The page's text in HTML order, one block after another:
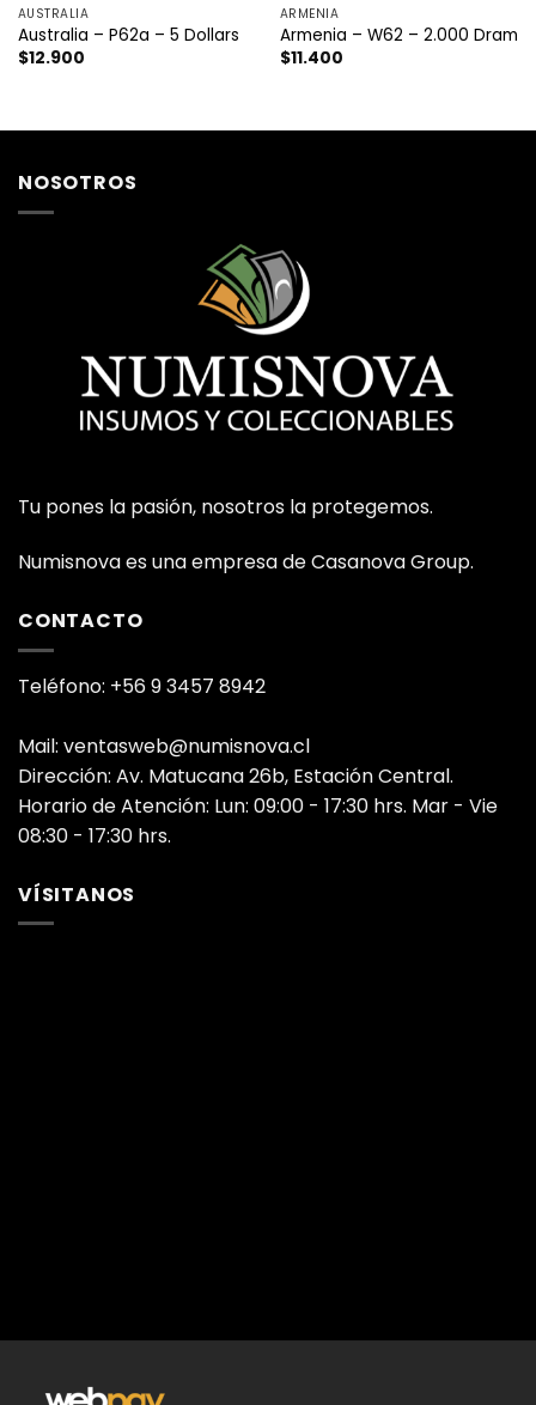
AUSTRALIA
Australia – P62a – 5 Dollars
$12.900
ARMENIA
Armenia – W62 – 2.000 Dram
$11.400
NOSOTROS
Tu pones la pasión, nosotros la protegemos.
Numisnova es una empresa de Casanova Group.
CONTACTO
Teléfono: +56 9 3457 8942
Mail: ventasweb@numisnova.cl
Dirección: Av. Matucana 26b, Estación Central.
Horario de Atención: Lun: 09:00 - 17:30 hrs. Mar - Vie
08:30 - 17:30 hrs.
VÍSITANOS